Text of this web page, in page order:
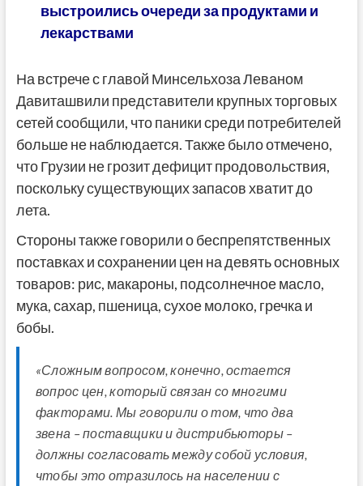
выстроились очереди за продуктами и
лекарствами
На встрече с главой Минсельхоза Леваном
Давиташвили представители крупных торговых
сетей сообщили, что паники среди потребителей
больше не наблюдается. Также было отмечено,
что Грузии не грозит дефицит продовольствия,
поскольку существующих запасов хватит до
лета.
Стороны также говорили о беспрепятственных
поставках и сохранении цен на девять основных
товаров: рис, макароны, подсолнечное масло,
мука, сахар, пшеница, сухое молоко, гречка и
бобы.
«Сложным вопросом, конечно, остается
вопрос цен, который связан со многими
факторами. Мы говорили о том, что два
звена – поставщики и дистрибьюторы –
должны согласовать между собой условия,
чтобы это отразилось на населении с